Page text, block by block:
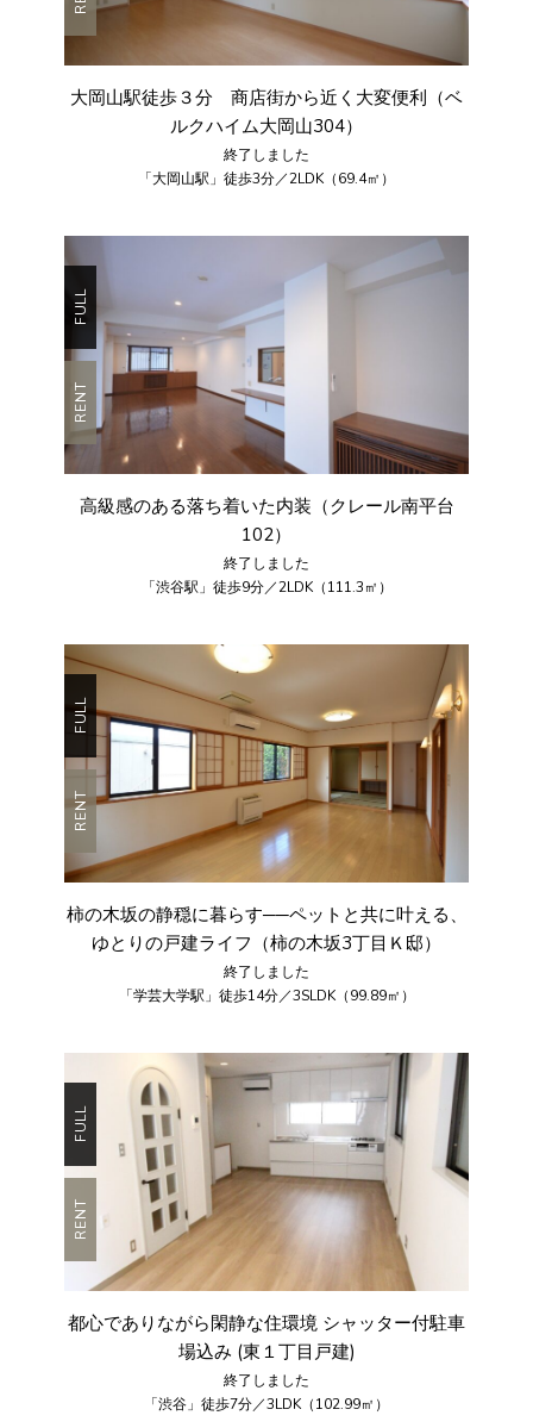
大岡山駅徒歩３分 商店街から近く大変便利（ベ
ルクハイム大岡山304）
終了しました
「大岡山駅」徒歩3分／2LDK（69.4㎡）
RENT
FULL
高級感のある落ち着いた内装（クレール南平台
102）
終了しました
「渋谷駅」徒歩9分／2LDK（111.3㎡）
RENT
FULL
柿の木坂の静穏に暮らす──ペットと共に叶える、
ゆとりの戸建ライフ（柿の木坂3丁目Ｋ邸）
終了しました
「学芸大学駅」徒歩14分／3SLDK（99.89㎡）
RENT
FULL
都心でありながら閑静な住環境 シャッター付駐車
場込み (東１丁目戸建)
終了しました
「渋谷」徒歩7分／3LDK（102.99㎡）